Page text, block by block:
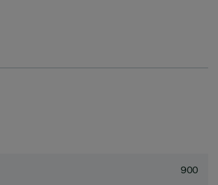
900